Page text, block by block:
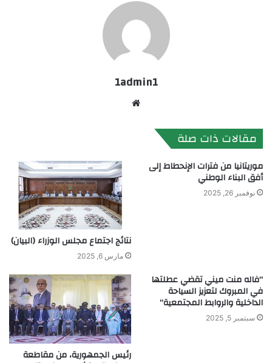
1admin1
مقالات ذات صلة
موريتانيا من فترات الإنحطاط إلى
أفق البناء الوطني
نوفمبر 26, 2025
نتائج اجتماع مجلس الوزراء (البيان)
مارس 6, 2025
“فاله منت ميني تقضي عطلتها
في المبروك لتعزيز السياحة
الداخلية والروابط المجتمعية”
سبتمبر 5, 2025
رئيس الجمهورية، من مقاطعة